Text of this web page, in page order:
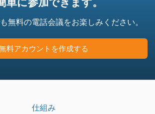
無料の電話会議をお楽しみください。
料アカウントを作成する
仕組み